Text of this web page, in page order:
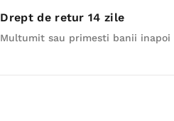
Drept de retur 14 zile
Multumit sau primesti banii inapoi